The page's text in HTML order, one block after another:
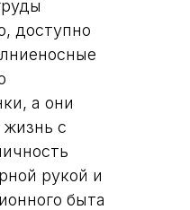
доступно
а они
с
рукой и
быта